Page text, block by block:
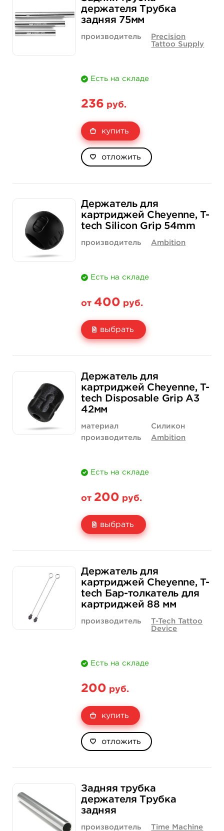
держателя Трубка
задняя 75мм
производитель
Precision
Tattoo Supply
Есть на складе
236 руб.
купить
отложить
Держатель для
картриджей Cheyenne, T-
tech Silicon Grip 54mm
производитель Ambition
Есть на складе
от 400 руб.
выбрать
Количество
400 руб.
купить
Держатель для
картриджей Cheyenne, T-
tech Disposable Grip A3
42мм
материал
Силикон
производитель
Ambition
Есть на складе
от 200 руб.
выбрать
Количество
200 руб.
купить купить
Держатель для
картриджей Cheyenne, T-
tech Бар-толкатель для
картриджей 88 мм
производитель
T-Tech Tattoo
Device
Есть на складе
200 руб.
купить
отложить
Задняя трубка
держателя Трубка
задняя
производитель Time Machine